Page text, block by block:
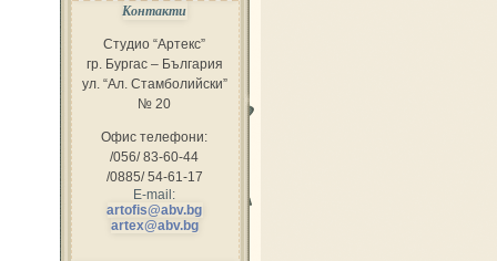
Контакти
Студио “Артекс”
гр. Бургас – България
ул. “Ал. Стамболийски”
№ 20
Офис телефони:
/056/ 83-60-44
/0885/ 54-61-17
E-mail:
artofis@abv.bg
artex@abv.bg